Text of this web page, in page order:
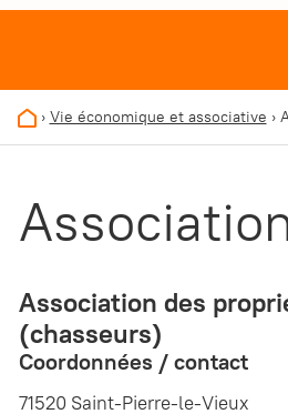
› Vie économique et associative ›
Association des
(chasseurs)
Coordonnées / contact
71520 Saint-Pierre-le-Vieux